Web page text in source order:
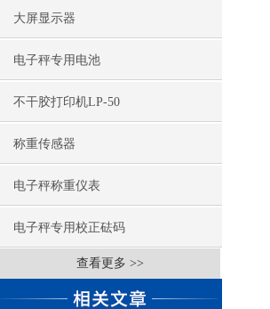
大屏显示器
电子秤专用电池
不干胶打印机LP-50
称重传感器
电子秤称重仪表
电子秤专用校正砝码
查看更多 >>